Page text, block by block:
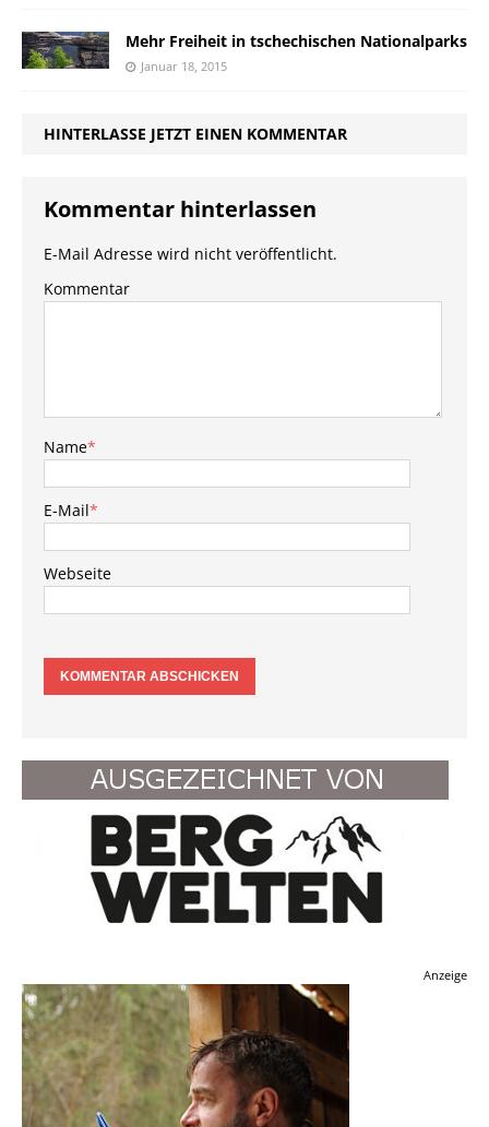
Mehr Freiheit in tschechischen Nationalparks
Januar 18, 2015
HINTERLASSE JETZT EINEN KOMMENTAR
Kommentar hinterlassen
E-Mail Adresse wird nicht veröffentlicht.
Kommentar
Name*
E-Mail*
Webseite
Anzeige